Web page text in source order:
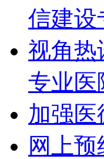
信建设
视角热
专业医
加强
网上